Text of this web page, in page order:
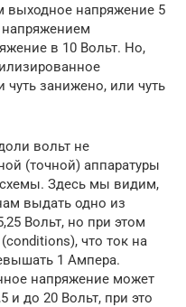
напряжение 5
в 10 Вольт. Но,
занижено, или чуть
вольт не
(точной) аппаратуры
схемы. Здесь мы видим,
выдать одно из
Вольт, но при этом
что ток на
1 Ампера.
напряжение может
и до 20 Вольт, при это